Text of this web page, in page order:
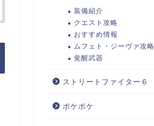
装備紹介
クエスト攻略
おすすめ情報
ムフェト・ジーヴァ攻略
覚醒武器
ストリートファイター６
ポケポケ